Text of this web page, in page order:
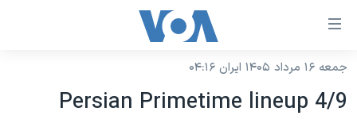
لینکهای
دسترسی
جهش
نسخه سبک وب‌سایت
جمعه ۱۶ مرداد ۱۴۰۵ ایران ۰۴:۱۶
Persian Primetime lineup 4/9